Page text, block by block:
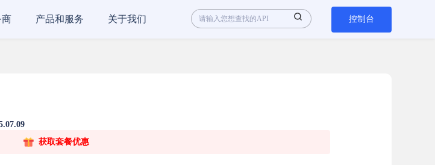
获取套餐优惠
商 产品和服务 关于我们 控制台